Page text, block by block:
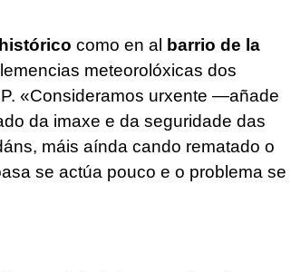
como en al barrio de la
meteorolóxicas dos
«Consideramos urxente —añade
da imaxe e da seguridade das
máis aínda cando rematado o
se actúa pouco e o problema se